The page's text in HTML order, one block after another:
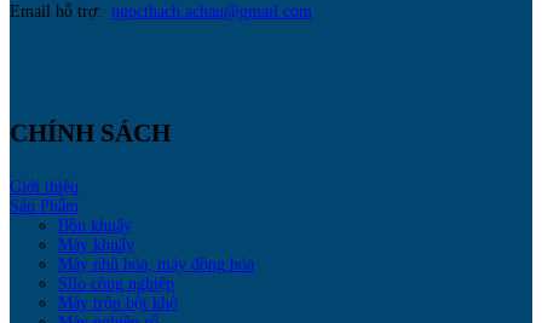
Email hỗ trợ: ngocthach.achau@gmail.com
CHÍNH SÁCH
Giới thiệu
Sản Phẩm
Bồn khuấy
Máy khuấy
Máy nhũ hóa, máy đồng hóa
Silo công nghiệp
Máy trộn bột khô